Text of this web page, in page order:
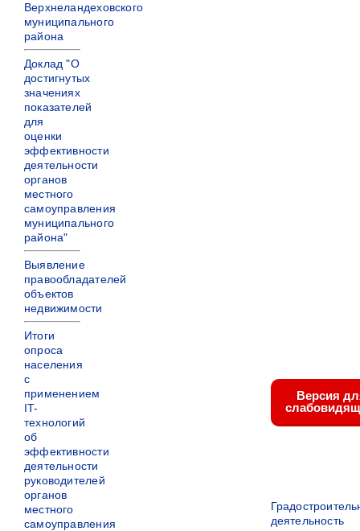
Верхнеландеховского
муниципального
района
Доклад "О
достигнутых
значениях
показателей
для
оценки
эффективности
деятельности
органов
местного
самоуправления
муниципального
района"
Выявление
правообладателей
объектов
недвижимости
Итоги
опроса
населения
с
применением
IT-
технологий
об
эффективности
деятельности
руководителей
органов
местного
самоуправления
Версия
деятельность